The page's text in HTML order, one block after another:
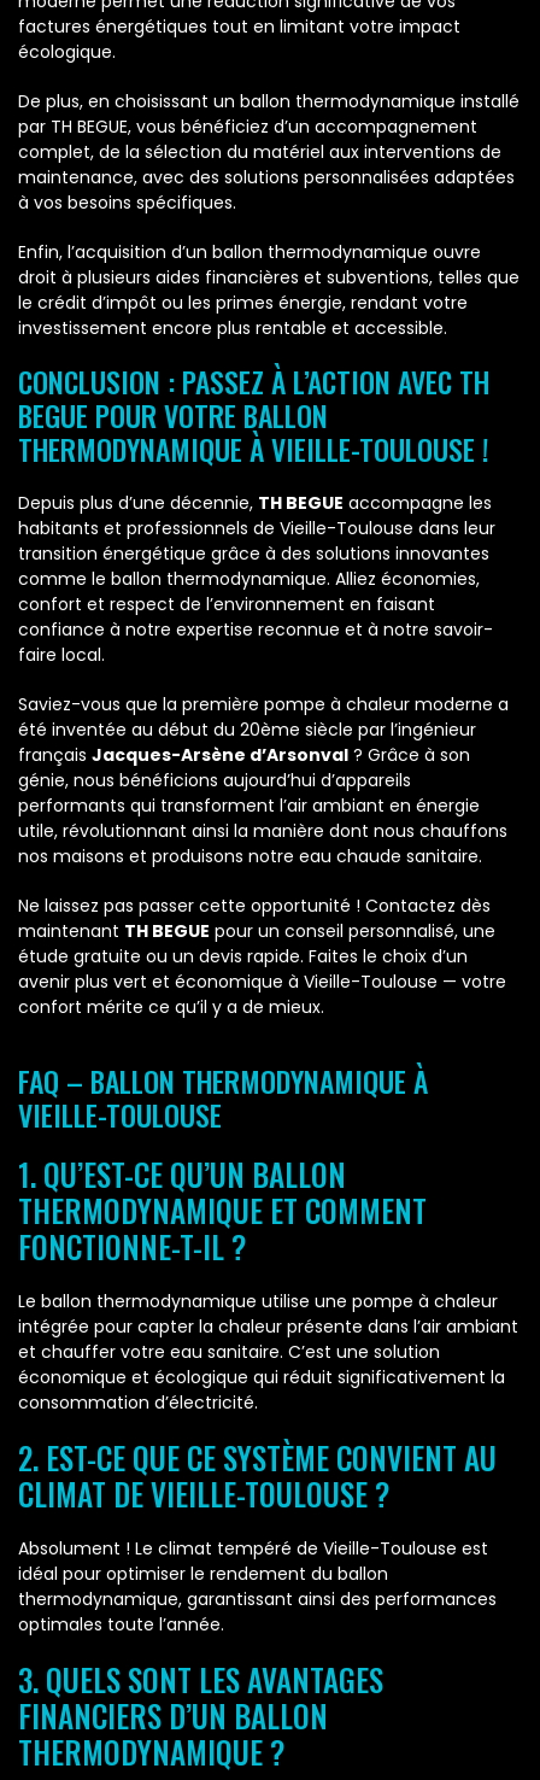
factures énergétiques tout en limitant votre impact
écologique.
De plus, en choisissant un ballon thermodynamique installé
par TH BEGUE, vous bénéficiez d’un accompagnement
complet, de la sélection du matériel aux interventions de
maintenance, avec des solutions personnalisées adaptées
à vos besoins spécifiques.
Enfin, l’acquisition d’un ballon thermodynamique ouvre
droit à plusieurs aides financières et subventions, telles que
le crédit d’impôt ou les primes énergie, rendant votre
investissement encore plus rentable et accessible.
CONCLUSION : PASSEZ À L’ACTION AVEC TH
BEGUE POUR VOTRE BALLON
THERMODYNAMIQUE À VIEILLE-TOULOUSE !
Depuis plus d’une décennie, TH BEGUE accompagne les
habitants et professionnels de Vieille-Toulouse dans leur
transition énergétique grâce à des solutions innovantes
comme le ballon thermodynamique. Alliez économies,
confort et respect de l’environnement en faisant
confiance à notre expertise reconnue et à notre savoir-
faire local.
Saviez-vous que la première pompe à chaleur moderne a
été inventée au début du 20ème siècle par l’ingénieur
français Jacques-Arsène d’Arsonval ? Grâce à son
génie, nous bénéficions aujourd’hui d’appareils
performants qui transforment l’air ambiant en énergie
utile, révolutionnant ainsi la manière dont nous chauffons
nos maisons et produisons notre eau chaude sanitaire.
Ne laissez pas passer cette opportunité ! Contactez dès
maintenant TH BEGUE pour un conseil personnalisé, une
étude gratuite ou un devis rapide. Faites le choix d’un
avenir plus vert et économique à Vieille-Toulouse — votre
confort mérite ce qu’il y a de mieux.
FAQ – BALLON THERMODYNAMIQUE À
VIEILLE-TOULOUSE
1. QU’EST-CE QU’UN BALLON
THERMODYNAMIQUE ET COMMENT
FONCTIONNE-T-IL ?
Le ballon thermodynamique utilise une pompe à chaleur
intégrée pour capter la chaleur présente dans l’air ambiant
et chauffer votre eau sanitaire. C’est une solution
économique et écologique qui réduit significativement la
consommation d’électricité.
2. EST-CE QUE CE SYSTÈME CONVIENT AU
CLIMAT DE VIEILLE-TOULOUSE ?
Absolument ! Le climat tempéré de Vieille-Toulouse est
idéal pour optimiser le rendement du ballon
thermodynamique, garantissant ainsi des performances
optimales toute l’année.
3. QUELS SONT LES AVANTAGES
FINANCIERS D’UN BALLON
THERMODYNAMIQUE ?